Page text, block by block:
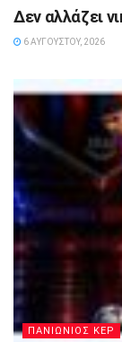
Δεν αλλάζει
6 ΑΥΓΟΎΣΤΟΥ, 2026
ΠΑΝΙΩΝΙΟΣ ΚΕΡ